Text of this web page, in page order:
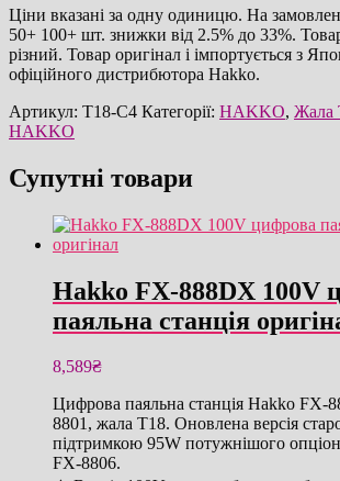
Ціни вказані за одну одиницю. На
50+ 100+ шт. знижки від 2.5% до 33%.
різний. Товар оригінал і імпортується з
офіційного дистрибютора Hakko.
Артикул: T18-C4 Категорії: HAKKO, Жала
HAKKO
Супутні товари
Hakko FX-888DX 100V
паяльна станція
8,589₴
Цифрова паяльна станція Hakko FX-
8801, жала T18. Оновлена версія
підтримкою 95W потужнішого
FX-8806.